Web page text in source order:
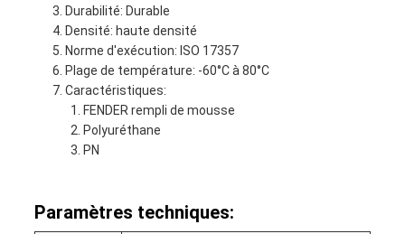
Durabilité: Durable
Densité: haute densité
Norme d'exécution: ISO 17357
Plage de température: -60°C à 80°C
Caractéristiques:
FENDER rempli de mousse
Polyuréthane
PN
Paramètres techniques: